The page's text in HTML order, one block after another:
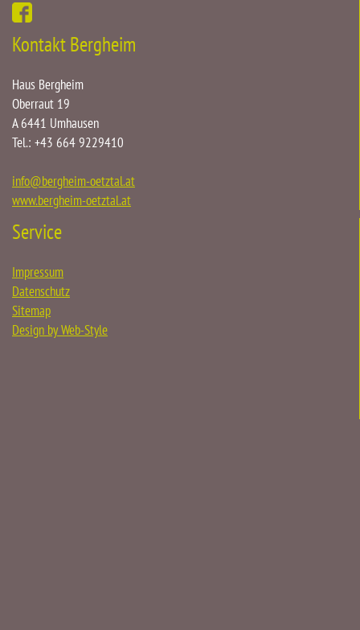
Kontakt Bergheim
Haus Bergheim
Oberraut 19
A 6441 Umhausen
Tel.: +43 664 9229410
info@bergheim-oetztal.at
www.bergheim-oetztal.at
Service
Impressum
Datenschutz
Sitemap
Design by Web-Style